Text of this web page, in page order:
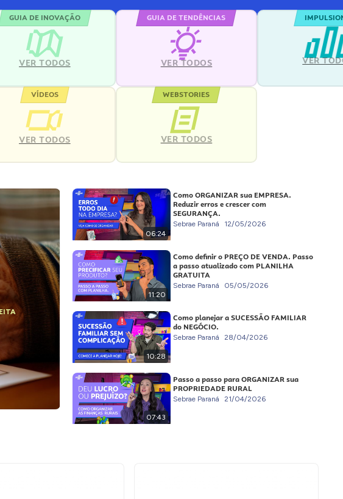
GUIA DE INOVAÇÃO
VER TODOS
GUIA DE TENDÊNCIAS
VER TODOS VER
VÍDEOS
VER TODOS
WEBSTORIES
VER TODOS
06:24
Como ORGANIZAR sua EMPRESA.
Reduzir erros e crescer com
SEGURANÇA.
Sebrae Paraná 12/05/2026
11:20
Como definir o PREÇO DE VENDA. Passo
a passo atualizado com PLANILHA
GRATUITA
Sebrae Paraná 05/05/2026
10:28
Como planejar a SUCESSÃO FAMILIAR
do NEGÓCIO.
Sebrae Paraná 28/04/2026
07:43
Passo a passo para ORGANIZAR sua
PROPRIEDADE RURAL
Sebrae Paraná 21/04/2026